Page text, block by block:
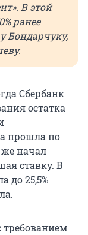
В этой
ранее
Бондарчуку,
Сбербанк
остатка
прошла по
начал
ставку. В
до 25,5%
требованием